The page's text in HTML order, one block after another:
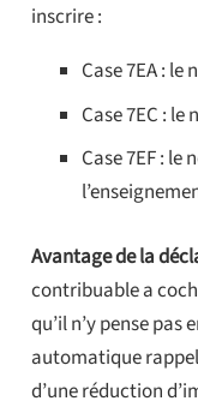
inscrire :
Case 7EA :
Case 7EC :
Case 7EF : le
Avantage de la
contribuable a
qu’il n’y pense pas
automatique
d’une réduction